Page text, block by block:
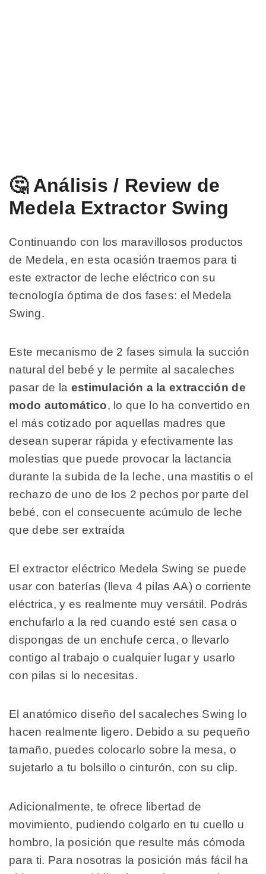
🤔 Análisis / Review de
Medela Extractor Swing
Continuando con los maravillosos productos
de Medela, en esta ocasión traemos para ti
este extractor de leche eléctrico con su
tecnología óptima de dos fases: el Medela
Swing.
Este mecanismo de 2 fases simula la succión
natural del bebé y le permite al sacaleches
pasar de la estimulación a la extracción de
modo automático, lo que lo ha convertido en
el más cotizado por aquellas madres que
desean superar rápida y efectivamente las
molestias que puede provocar la lactancia
durante la subida de la leche, una mastitis o el
rechazo de uno de los 2 pechos por parte del
bebé, con el consecuente acúmulo de leche
que debe ser extraída
El extractor eléctrico Medela Swing se puede
usar con baterías (lleva 4 pilas AA) o corriente
eléctrica, y es realmente muy versátil. Podrás
enchufarlo a la red cuando esté sen casa o
dispongas de un enchufe cerca, o llevarlo
contigo al trabajo o cualquier lugar y usarlo
con pilas si lo necesitas.
El anatómico diseño del sacaleches Swing lo
hacen realmente ligero. Debido a su pequeño
tamaño, puedes colocarlo sobre la mesa, o
sujetarlo a tu bolsillo o cinturón, con su clip.
Adicionalmente, te ofrece libertad de
movimiento, pudiendo colgarlo en tu cuello u
hombro, la posición que resulte más cómoda
para ti. Para nosotras la posición más fácil ha